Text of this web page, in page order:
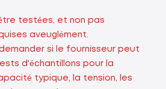
testées, et non pas
aveuglément.
si le fournisseur peut
d'échantillons pour la
typique, la tension, les